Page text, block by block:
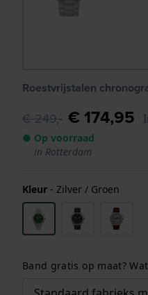
Roestvrijstalen
€ 249,- € 174,95
● Op voorraad
in Rotterdam
Kleur - Zilver / Groen
Band gratis op maat?